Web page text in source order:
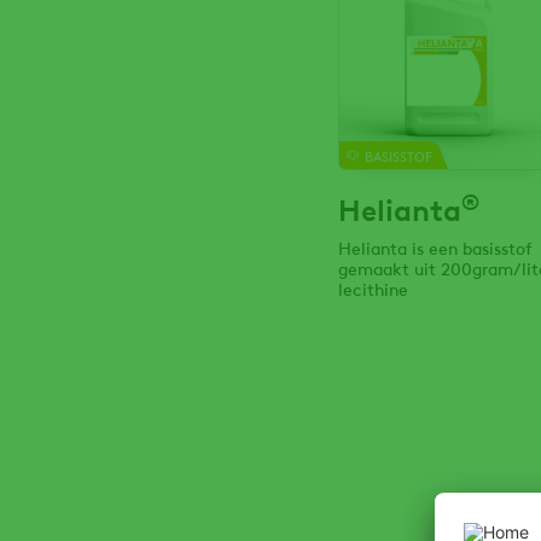
BASISSTOF
Helianta®
Helianta is een basisstof
gemaakt uit 200gram/
lecithine